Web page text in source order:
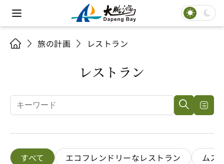
旅の計画 レストラン
レストラン
すべて エコフレンドリーなレストラン ムス